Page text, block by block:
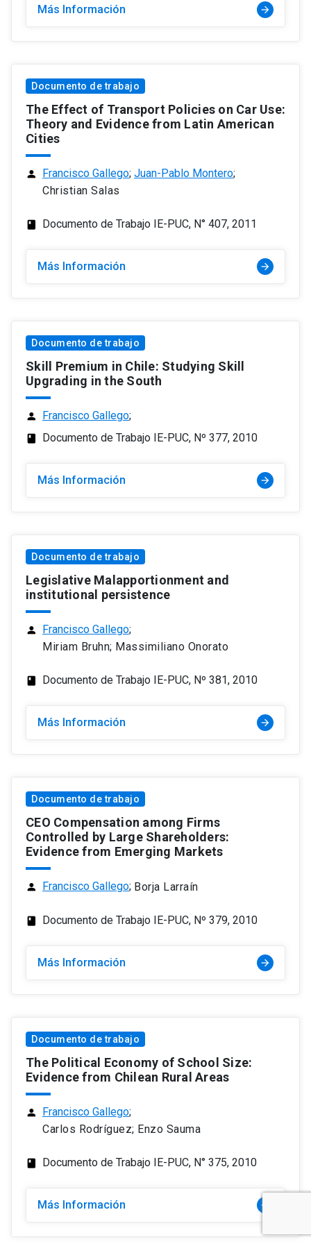
Más Información arrow_forward
Documento de trabajo
The Effect of Transport Policies on Car Use:
Theory and Evidence from Latin American
Cities
person Francisco Gallego; Juan-Pablo Montero;
Christian Salas
class Documento de Trabajo IE-PUC, N° 407, 2011
Más Información arrow_forward
Documento de trabajo
Skill Premium in Chile: Studying Skill
Upgrading in the South
person Francisco Gallego;
class Documento de Trabajo IE-PUC, Nº 377, 2010
Más Información arrow_forward
Documento de trabajo
Legislative Malapportionment and
institutional persistence
person Francisco Gallego;
Miriam Bruhn; Massimiliano Onorato
class Documento de Trabajo IE-PUC, Nº 381, 2010
Más Información arrow_forward
Documento de trabajo
CEO Compensation among Firms
Controlled by Large Shareholders:
Evidence from Emerging Markets
person Francisco Gallego; Borja Larraín
class Documento de Trabajo IE-PUC, Nº 379, 2010
Más Información arrow_forward
Documento de trabajo
The Political Economy of School Size:
Evidence from Chilean Rural Areas
person Francisco Gallego;
Carlos Rodríguez; Enzo Sauma
class Documento de Trabajo IE-PUC, N° 375, 2010
Más Información arrow_forward